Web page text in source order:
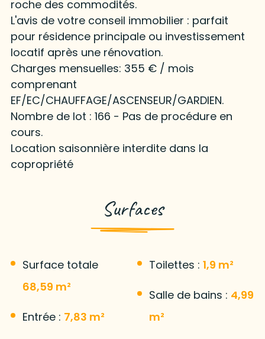
roche des commodités.
L'avis de votre conseil immobilier : parfait
pour résidence principale ou investissement
locatif après une rénovation.
Charges mensuelles: 355 € / mois
comprenant
EF/EC/CHAUFFAGE/ASCENSEUR/GARDIEN.
Nombre de lot : 166 - Pas de procédure en
cours.
Location saisonnière interdite dans la
copropriété
Surfaces
Surface totale
68,59 m²
Entrée : 7,83 m²
Toilettes : 1,9 m²
Salle de bains : 4,99
m²